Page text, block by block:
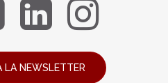
LA NEWSLETTER